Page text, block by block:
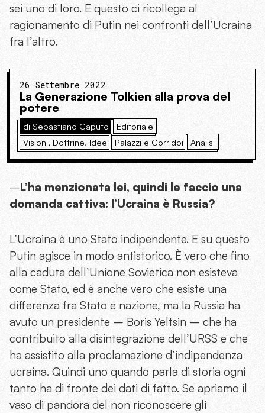
sei uno di loro. E questo ci ricollega al
ragionamento di Putin nei confronti dell’Ucraina
fra l’altro.
26 Settembre 2022
La Generazione Tolkien alla prova del
potere
di Sebastiano Caputo
Editoriale
Visioni, Dottrine, Idee
Palazzi e Corridoi Analisi
–L’ha menzionata lei, quindi le faccio una
domanda cattiva: l’Ucraina è Russia?
L’Ucraina è uno Stato indipendente. E su questo
Putin agisce in modo antistorico. È vero che fino
alla caduta dell’Unione Sovietica non esisteva
come Stato, ed è anche vero che esiste una
differenza fra Stato e nazione, ma la Russia ha
avuto un presidente – Boris Yeltsin – che ha
contribuito alla disintegrazione dell’URSS e che
ha assistito alla proclamazione d’indipendenza
ucraina. Quindi uno quando parla di storia ogni
tanto ha di fronte dei dati di fatto. Se apriamo il
vaso di pandora del non riconoscere gli